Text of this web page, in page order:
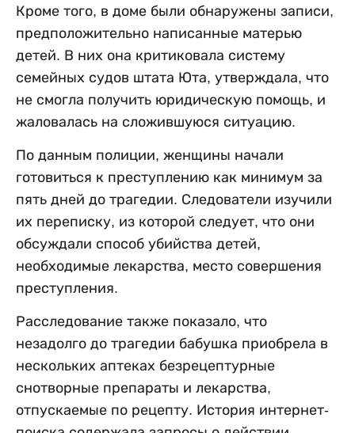
Кроме того, в доме были обнаружены записи,
предположительно написанные матерью
детей. В них она критиковала систему
семейных судов штата Юта, утверждала, что
не смогла получить юридическую помощь, и
жаловалась на сложившуюся ситуацию.
По данным полиции, женщины начали
готовиться к преступлению как минимум за
пять дней до трагедии. Следователи изучили
их переписку, из которой следует, что они
обсуждали способ убийства детей,
необходимые лекарства, место совершения
преступления.
Расследование также показало, что
незадолго до трагедии бабушка приобрела в
нескольких аптеках безрецептурные
снотворные препараты и лекарства,
отпускаемые по рецепту. История интернет-